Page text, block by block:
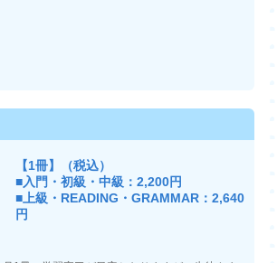
【1冊】（税込）
■入門・初級・中級：2,200円
■上級・READING・GRAMMAR：2,640
円